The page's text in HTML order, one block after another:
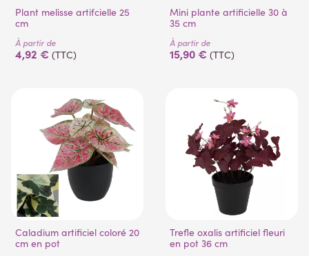
Plant melisse artifcielle 25
cm
À partir de
4,92 € (TTC)
Mini plante artificielle 30 à
35 cm
À partir de
15,90 € (TTC)
Caladium artificiel coloré 20
cm en pot
Trefle oxalis artificiel fleuri
en pot 36 cm